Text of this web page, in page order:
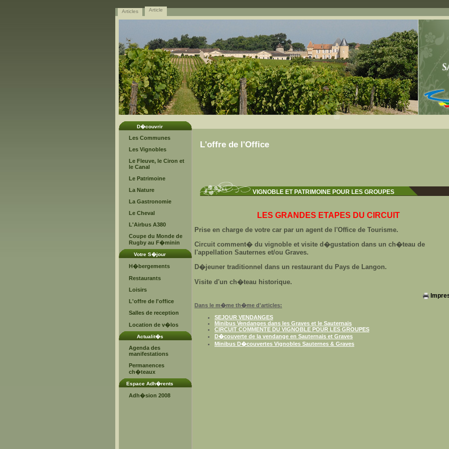
Articles Article
L'offre de l'Office
VIGNOBLE ET PATRIMOINE POUR LES GROUPES
LES GRANDES ETAPES DU CIRCUIT
Prise en charge de votre car par un agent de l'Office de Tourisme.
Circuit comment� du vignoble et visite d�gustation dans un ch�teau de
l'appellation Sauternes et/ou Graves.
D�jeuner traditionnel dans un restaurant du Pays de Langon.
Visite d'un ch�teau historique.
Dans le m�me th�me d'articles:
SEJOUR VENDANGES
Minibus Vendanges dans les Graves et le Sauternais
CIRCUIT COMMENTE DU VIGNOBLE POUR LES GROUPES
D�couverte de la vendange en Sauternais et Graves
Minibus D�couvertes Vignobles Sauternes & Graves
D�couvrir
Les Communes
Les Vignobles
Le Fleuve, le Ciron et
le Canal
Le Patrimoine
La Nature
La Gastronomie
Le Cheval
L'Airbus A380
Coupe du Monde de
Rugby au F�minin
Votre S�jour
H�bergements
Restaurants
Loisirs
L'offre de l'office
Salles de reception
Location de v�los
Actualit�s
Agenda des
manifestations
Permanences
ch�teaux
Espace Adh�rents
Adh�sion 2008